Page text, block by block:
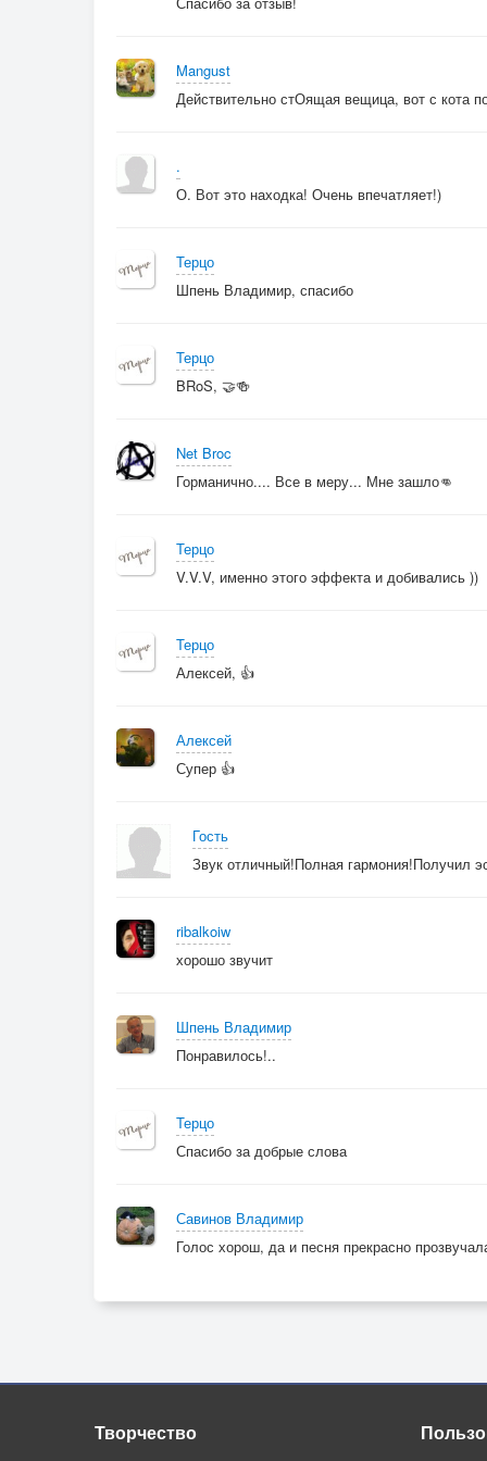
С ладоней у них
Еще мгновенье, или вечность
Время не ждёт
Mangust
Действительно стОящая вещица, вот с кота
.
О. Вот это находка! Очень впечатляет!)
Терцо
Шпень Владимир, спасибо
Терцо
BRoS, 🤝🍻
Net Broc
Горманично.... Все в меру... Мне зашло👊
Терцо
V.V.V, именно этого эффекта и добивались ))
Терцо
Алексей, 👍
Алексей
Супер 👍
Гость
Звук отличный!Полная гармония!Получил
ribalkoiw
хорошо звучит
Шпень Владимир
Понравилось!..
Терцо
Спасибо за добрые слова
Савинов Владимир
Голос хорош, да и песня прекрасно
Творчество